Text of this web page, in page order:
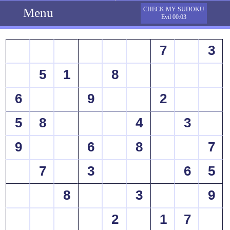
Menu
CHECK MY SUDOKU
Evil 00:03
7
3
5
1
8
6
9
2
5
8 4
3
9
6 8
7
7
3 6
5
8
3
9
2
1 7